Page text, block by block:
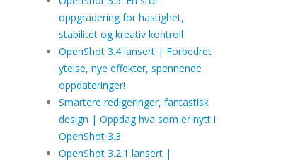
oppgradering for hastighet,
stabilitet og kreativ kontroll
OpenShot 3.4 lansert | Forbedret
ytelse, nye effekter, spennende
oppdateringer!
Smartere redigeringer, fantastisk
design | Oppdag hva som er nytt i
OpenShot 3.3
OpenShot 3.2.1 lansert |